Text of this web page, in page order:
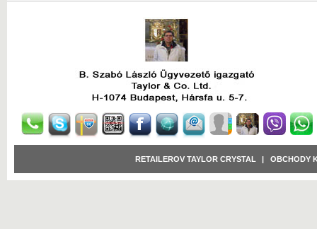
RETAILEROV TAYLOR CRYSTAL OBCHODY